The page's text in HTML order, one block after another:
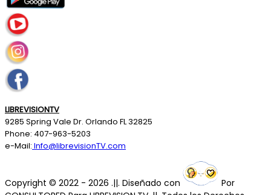
LIBREVISIONTV
9285 Spring Vale Dr. Orlando FL 32825
Phone: 407-963-5203
e-Mail: Info@librevisionTV.com
Copyright © 2022 - 2026 .||. Diseñado con
Por